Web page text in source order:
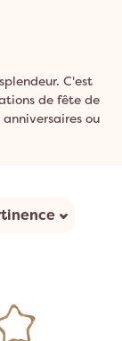
C'est
de fête de
ou
pour